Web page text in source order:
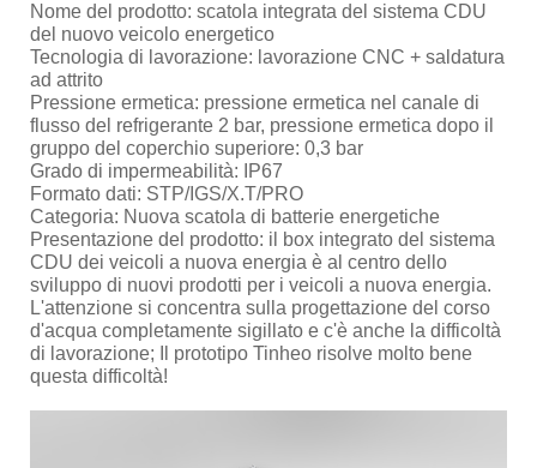
Nome del prodotto: scatola integrata del sistema CDU
del nuovo veicolo energetico
Tecnologia di lavorazione: lavorazione CNC + saldatura
ad attrito
Pressione ermetica: pressione ermetica nel canale di
flusso del refrigerante 2 bar, pressione ermetica dopo il
gruppo del coperchio superiore: 0,3 bar
Grado di impermeabilità: IP67
Formato dati: STP/IGS/X.T/PRO
Categoria: Nuova scatola di batterie energetiche
Presentazione del prodotto: il box integrato del sistema
CDU dei veicoli a nuova energia è al centro dello
sviluppo di nuovi prodotti per i veicoli a nuova energia.
L'attenzione si concentra sulla progettazione del corso
d'acqua completamente sigillato e c'è anche la difficoltà
di lavorazione; Il prototipo Tinheo risolve molto bene
questa difficoltà!